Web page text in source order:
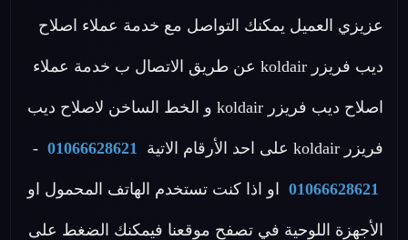
عزيزي العميل يمكنك التواصل مع خدمة عملاء اصلاح
ديب فريزر koldair عن طريق الاتصال ب خدمة عملاء
اصلاح ديب فريزر koldair و الخط الساخن لاصلاح ديب
فريزر koldair على احد الأرقام الاتية 01066628621
-
01066628621 او اذا كنت تستخدم الهاتف المحمول او
الأجهزة اللوحية في تصفح موقعنا فيمكنك الضغط على